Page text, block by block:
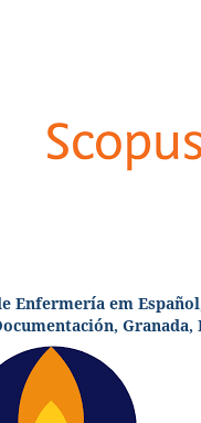
Enfermería em
Granada,